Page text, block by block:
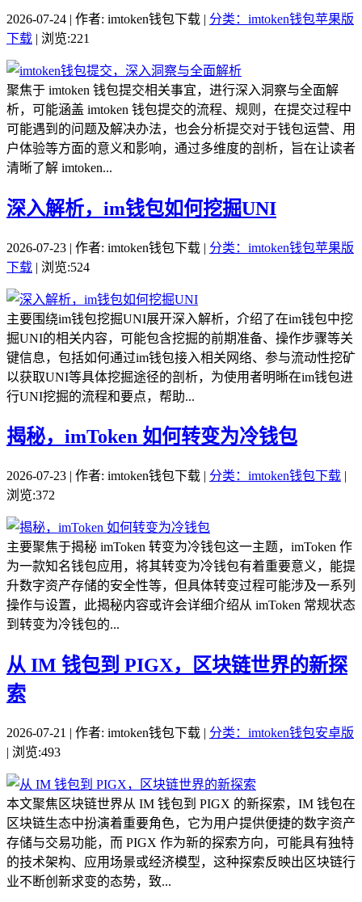
2026-07-24 | 作者: imtoken钱包下载 | 分类：imtoken钱包苹果版
下载 | 浏览:221
聚焦于 imtoken 钱包提交相关事宜，进行深入洞察与全面解
析，可能涵盖 imtoken 钱包提交的流程、规则，在提交过程中
可能遇到的问题及解决办法，也会分析提交对于钱包运营、用
户体验等方面的意义和影响，通过多维度的剖析，旨在让读者
清晰了解 imtoken...
深入解析，im钱包如何挖掘UNI
2026-07-23 | 作者: imtoken钱包下载 | 分类：imtoken钱包苹果版
下载 | 浏览:524
主要围绕im钱包挖掘UNI展开深入解析，介绍了在im钱包中挖
掘UNI的相关内容，可能包含挖掘的前期准备、操作步骤等关
键信息，包括如何通过im钱包接入相关网络、参与流动性挖矿
以获取UNI等具体挖掘途径的剖析，为使用者明晰在im钱包进
行UNI挖掘的流程和要点，帮助...
揭秘，imToken 如何转变为冷钱包
2026-07-23 | 作者: imtoken钱包下载 | 分类：imtoken钱包下载 |
浏览:372
主要聚焦于揭秘 imToken 转变为冷钱包这一主题，imToken 作
为一款知名钱包应用，将其转变为冷钱包有着重要意义，能提
升数字资产存储的安全性等，但具体转变过程可能涉及一系列
操作与设置，此揭秘内容或许会详细介绍从 imToken 常规状态
到转变为冷钱包的...
从 IM 钱包到 PIGX，区块链世界的新探
索
2026-07-21 | 作者: imtoken钱包下载 | 分类：imtoken钱包安卓版
| 浏览:493
本文聚焦区块链世界从 IM 钱包到 PIGX 的新探索，IM 钱包在
区块链生态中扮演着重要角色，它为用户提供便捷的数字资产
存储与交易功能，而 PIGX 作为新的探索方向，可能具有独特
的技术架构、应用场景或经济模型，这种探索反映出区块链行
业不断创新求变的态势，致...